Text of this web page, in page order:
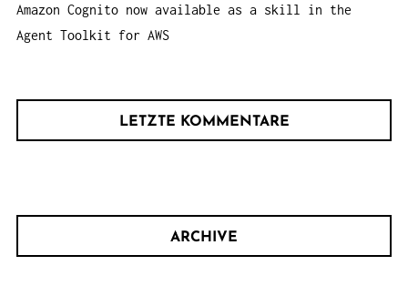
Amazon Cognito now available as a skill in the
Agent Toolkit for AWS
LETZTE KOMMENTARE
ARCHIVE